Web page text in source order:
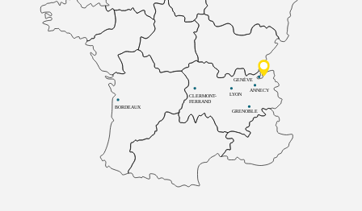
BORDEAUX
CLERMONT-
FERRAND
LYON
ANNECY
GRENOBLE
GENÈVE